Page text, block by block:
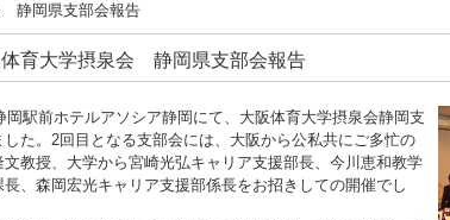
静岡県支部会報告
育大学摂泉会 静岡県支部会報告
岡駅前ホテルアソシア静岡にて、大阪体育大学摂泉会静岡支
た。2回目となる支部会には、大阪から公私共にご多忙の
教授、大学から宮崎光弘キャリア支援部長、今川恵和教学
、森岡宏光キャリア支援部係長をお招きしての開催でし